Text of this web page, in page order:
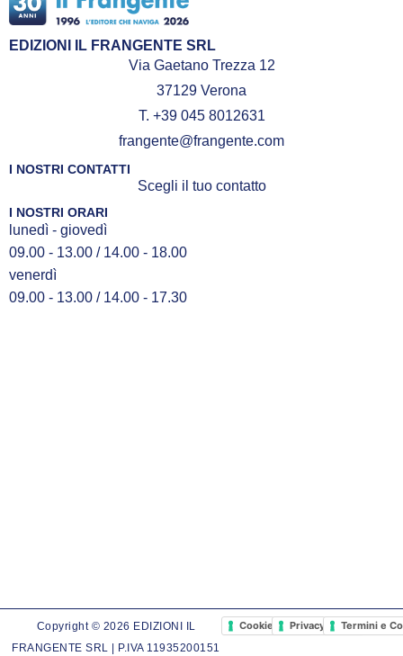
EDIZIONI IL FRANGENTE SRL
Via Gaetano Trezza 12
37129 Verona
T. +39 045 8012631
frangente@frangente.com
I NOSTRI CONTATTI
Scegli il tuo contatto
I NOSTRI ORARI
lunedì - giovedì
09.00 - 13.00 / 14.00 - 18.00
venerdì
09.00 - 13.00 / 14.00 - 17.30
Copyright © 2026 EDIZIONI IL
FRANGENTE SRL | P.IVA 11935200151
Cookie PolicyPrivacy PolicyTermini e